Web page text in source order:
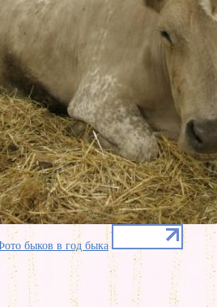
быков в год быка